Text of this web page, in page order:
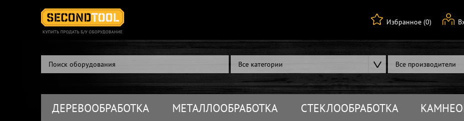
Избранное (0)
Все категории Все производители
ДЕРЕВООБРАБОТКА МЕТАЛЛООБРАБОТКА СТЕКЛООБРАБОТКА